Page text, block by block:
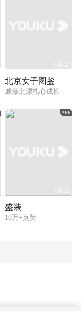
20集全
北京女子图鉴
戚薇北漂扎心成长
APP
29集全
盛装
10万+点赞